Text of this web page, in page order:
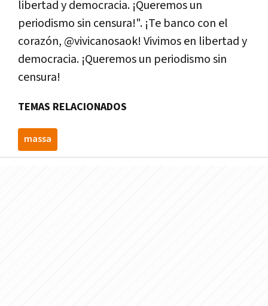
libertad y democracia. ¡Queremos un
periodismo sin censura!". ¡Te banco con el
corazón, @vivicanosaok! Vivimos en libertad y
democracia. ¡Queremos un periodismo sin
censura!
TEMAS RELACIONADOS
massa